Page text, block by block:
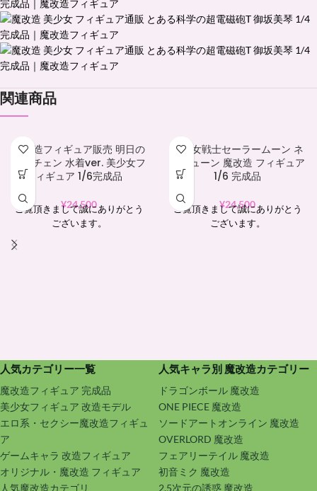
関連商品
魔改造フィギュア販売 明日の
方舟チェン 水着ver. 美少女フ
ィギュア 1/6完成品
¥24,500
ご覧頂きまして誠にありがとう
ございます。
美少女戦士セーラームーン ネ
プチューン 魔改造 フィギュア
1/6 完成品
¥24,500
ご覧頂きまして誠にありがとう
ございます。
人気カテゴリー一覧
魔改造フィギュア 完成品
美少女フィギュア 改造モデル
エロ系・セクシー魔改造フィギュ
ア
ゲームキャラ 改造フィギュア
オリジナル・魔改造 フィギュア
人気魔改造カテゴリ
人気キャラ別 魔改造カテゴリー
ドラゴンボール 魔改造
ONE PIECE 魔改造
ソードアートオンライン 魔改造
OVERLORD 魔改造
フェアリーテイル 魔改造
初音ミク 魔改造
2.5次元の誘惑 魔改造